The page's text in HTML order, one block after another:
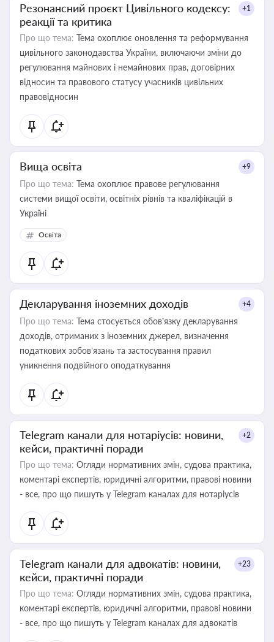
Резонансний проєкт Цивільного кодексу:
реакції та критика
+1
Про що тема: Тема охоплює оновлення та реформування
цивільного законодавства України, включаючи зміни до
регулювання майнових і немайнових прав, договірних
відносин та правового статусу учасників цивільних
правовідносин
Вища освіта +9
Про що тема: Тема охоплює правове регулювання
системи вищої освіти, освітніх рівнів та кваліфікацій в
Україні
Освіта
Декларування іноземних доходів +4
Про що тема: Тема стосується обов’язку декларування
доходів, отриманих з іноземних джерел, визначення
податкових зобов’язань та застосування правил
уникнення подвійного оподаткування
Telegram канали для нотаріусів: новини,
кейси, практичні поради
+2
Про що тема: Огляди нормативних змін, судова практика,
коментарі експертів, юридичні алгоритми, правові новини
- все, про що пишуть у Telegram каналах для нотаріусів
Telegram канали для адвокатів: новини,
кейси, практичні поради
+23
Про що тема: Огляди нормативних змін, судова практика,
коментарі експертів, юридичні алгоритми, правові новини
- все, про що пишуть у Telegram каналах для адвокатів